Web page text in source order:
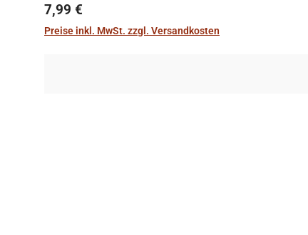
Regulärer Preis:
7,99 €
Preise inkl. MwSt. zzgl. Versandkosten